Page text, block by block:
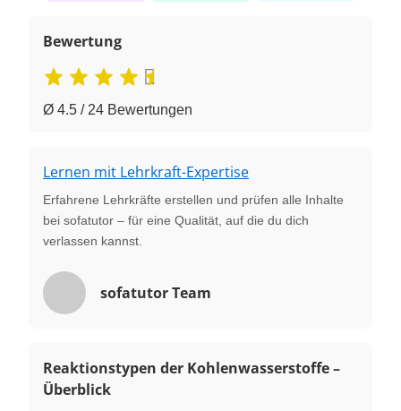
Bewertung
Ø 4.5 / 24 Bewertungen
Lernen mit Lehrkraft-Expertise
Erfahrene Lehrkräfte erstellen und prüfen alle Inhalte
bei sofatutor – für eine Qualität, auf die du dich
verlassen kannst.
sofatutor Team
Reaktionstypen der Kohlenwasserstoffe –
Überblick